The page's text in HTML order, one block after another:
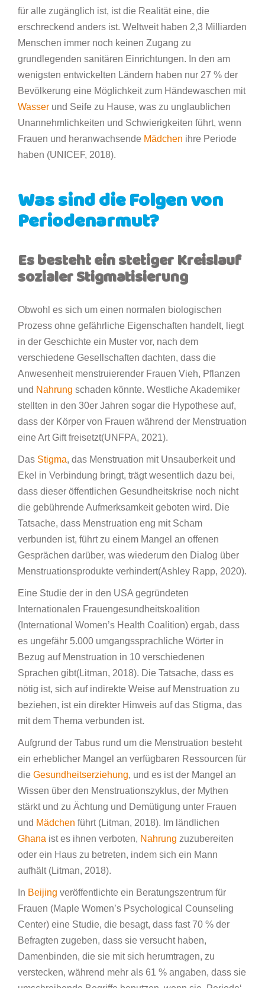
für alle zugänglich ist, ist die Realität eine, die
erschreckend anders ist. Weltweit haben 2,3 Milliarden
Menschen immer noch keinen Zugang zu
grundlegenden sanitären Einrichtungen. In den am
wenigsten entwickelten Ländern haben nur 27 % der
Bevölkerung eine Möglichkeit zum Händewaschen mit
Wasser und Seife zu Hause, was zu unglaublichen
Unannehmlichkeiten und Schwierigkeiten führt, wenn
Frauen und heranwachsende Mädchen ihre Periode
haben (UNICEF, 2018).
Was sind die Folgen von
Periodenarmut?
Es besteht ein stetiger Kreislauf
sozialer Stigmatisierung
Obwohl es sich um einen normalen biologischen
Prozess ohne gefährliche Eigenschaften handelt, liegt
in der Geschichte ein Muster vor, nach dem
verschiedene Gesellschaften dachten, dass die
Anwesenheit menstruierender Frauen Vieh, Pflanzen
und Nahrung schaden könnte. Westliche Akademiker
stellten in den 30er Jahren sogar die Hypothese auf,
dass der Körper von Frauen während der Menstruation
eine Art Gift freisetzt(UNFPA, 2021).
Das Stigma, das Menstruation mit Unsauberkeit und
Ekel in Verbindung bringt, trägt wesentlich dazu bei,
dass dieser öffentlichen Gesundheitskrise noch nicht
die gebührende Aufmerksamkeit geboten wird. Die
Tatsache, dass Menstruation eng mit Scham
verbunden ist, führt zu einem Mangel an offenen
Gesprächen darüber, was wiederum den Dialog über
Menstruationsprodukte verhindert(Ashley Rapp, 2020).
Eine Studie der in den USA gegründeten
Internationalen Frauengesundheitskoalition
(International Women’s Health Coalition) ergab, dass
es ungefähr 5.000 umgangssprachliche Wörter in
Bezug auf Menstruation in 10 verschiedenen
Sprachen gibt(Litman, 2018). Die Tatsache, dass es
nötig ist, sich auf indirekte Weise auf Menstruation zu
beziehen, ist ein direkter Hinweis auf das Stigma, das
mit dem Thema verbunden ist.
Aufgrund der Tabus rund um die Menstruation besteht
ein erheblicher Mangel an verfügbaren Ressourcen für
die Gesundheitserziehung, und es ist der Mangel an
Wissen über den Menstruationszyklus, der Mythen
stärkt und zu Ächtung und Demütigung unter Frauen
und Mädchen führt (Litman, 2018). Im ländlichen
Ghana ist es ihnen verboten, Nahrung zuzubereiten
oder ein Haus zu betreten, indem sich ein Mann
aufhält (Litman, 2018).
In Beijing veröffentlichte ein Beratungszentrum für
Frauen (Maple Women’s Psychological Counseling
Center) eine Studie, die besagt, dass fast 70 % der
Befragten zugeben, dass sie versucht haben,
Damenbinden, die sie mit sich herumtragen, zu
verstecken, während mehr als 61 % angaben, dass sie